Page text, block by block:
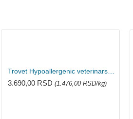
Trovet Hypoallergenic veterinarska dijeta za mačke - zečetina 2.5kg
3.690,00 RSD (1.476,00 RSD/kg)